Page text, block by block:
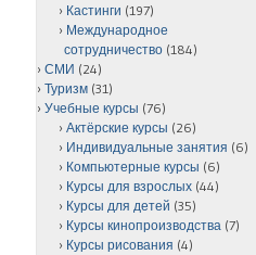
Кастинги (197)
Международное
сотрудничество (184)
СМИ (24)
Туризм (31)
Учебные курсы (76)
Актёрские курсы (26)
Индивидуальные занятия (6)
Компьютерные курсы (6)
Курсы для взрослых (44)
Курсы для детей (35)
Курсы кинопроизводства (7)
Курсы рисования (4)